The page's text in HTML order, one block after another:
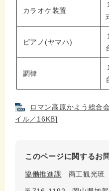
カラオケ装置
1
ピアノ(ヤマハ)
1
調律
1
ロマン高原かよう総合
イル／16KB]
このページに関するお
協働推進課 商工観光班